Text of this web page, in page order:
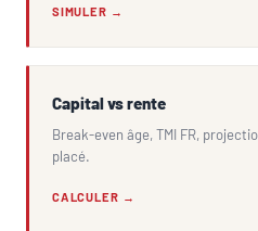
SIMULER →
Capital vs rente
Break-even âge, TMI FR,
placé.
CALCULER →